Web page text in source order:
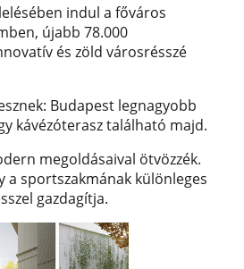
indul a főváros
újabb 78.000
és zöld városrésszé
Budapest legnagyobb
kávézóterasz található majd.
megoldásaival ötvözzék.
a sportszakmának különleges
gazdagítja.